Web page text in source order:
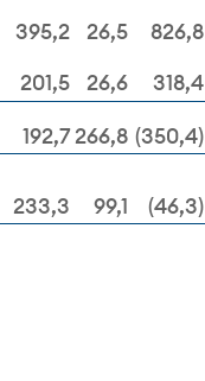
395,2 26,5
826,8
201,5 26,6
318,4
192,7266,8 (350,4)
233,3 99,1 (46,3)